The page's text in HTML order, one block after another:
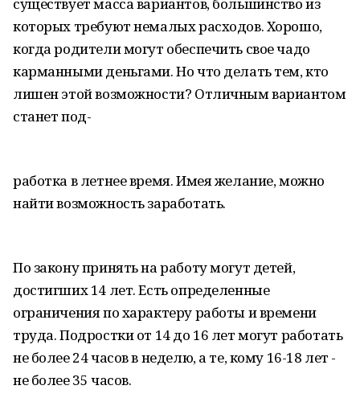
которых требуют немалых расходов. Хорошо,
когда родители могут обеспечить свое чадо
карманными деньгами. Но что делать тем, кто
лишен этой возможности? Отличным вариантом
станет под-
работка в летнее время. Имея желание, можно
найти возможность заработать.
По закону принять на работу могут детей,
достигших 14 лет. Есть определенные
ограничения по характеру работы и времени
труда. Подростки от 14 до 16 лет могут работать
не более 24 часов в неделю, а те, кому 16-18 лет -
не более 35 часов.